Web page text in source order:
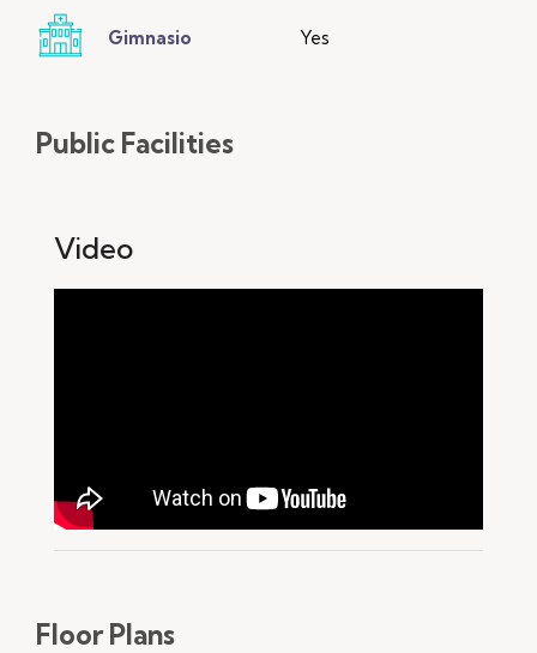
Gimnasio Yes
Public Facilities
Video
Floor Plans